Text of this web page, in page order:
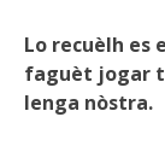
Lo recuèlh es
faguèt jogar
lenga nòstra.